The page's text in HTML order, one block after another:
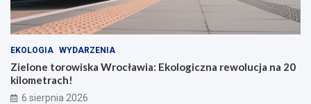
EKOLOGIA WYDARZENIA
Zielone torowiska Wrocławia: Ekologiczna rewolucja na 20
kilometrach!
6 sierpnia 2026